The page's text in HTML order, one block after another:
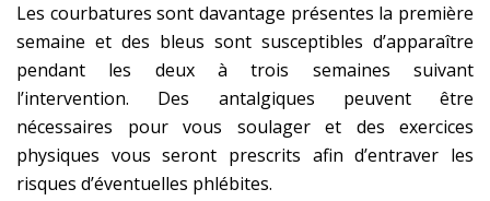
Les courbatures sont davantage présentes la première
semaine et des bleus sont susceptibles d’apparaître
pendant les deux à trois semaines suivant
l’intervention. Des antalgiques peuvent être
nécessaires pour vous soulager et des exercices
physiques vous seront prescrits afin d’entraver les
risques d’éventuelles phlébites.